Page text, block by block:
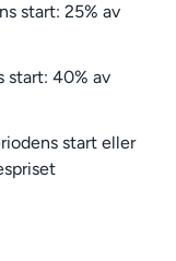
start: 25% av
start: 40% av
start eller